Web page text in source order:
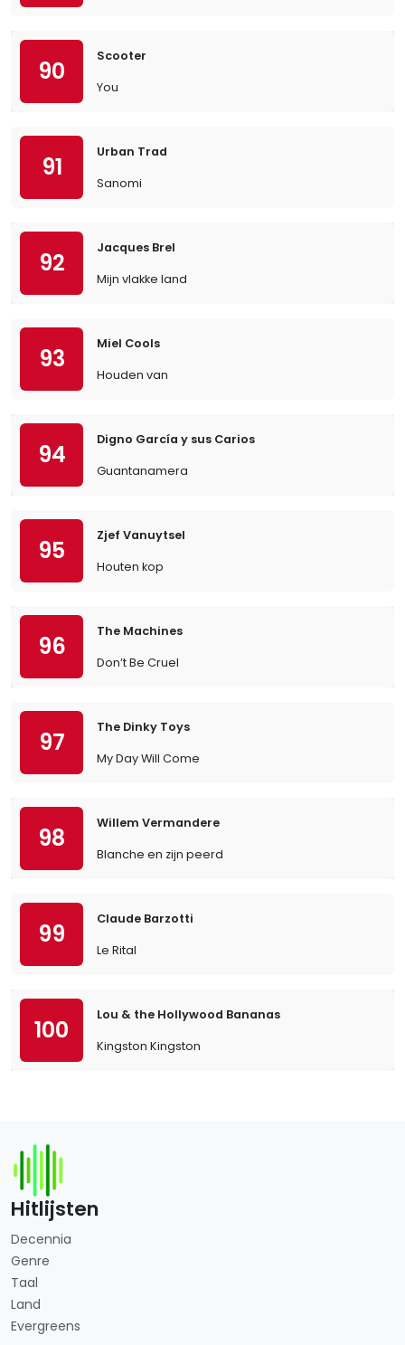
90
Scooter
You
91
Urban Trad
Sanomi
92
Jacques Brel
Mijn vlakke land
93
Miel Cools
Houden van
94
Digno García y sus Carios
Guantanamera
95
Zjef Vanuytsel
Houten kop
96
The Machines
Don’t Be Cruel
97
The Dinky Toys
My Day Will Come
98
Willem Vermandere
Blanche en zijn peerd
99
Claude Barzotti
Le Rital
100
Lou & the Hollywood Bananas
Kingston Kingston
Hitlijsten
Decennia
Genre
Taal
Land
Evergreens